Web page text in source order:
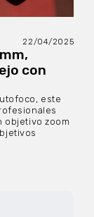
22/04/2025
con
este
objetivo zoom